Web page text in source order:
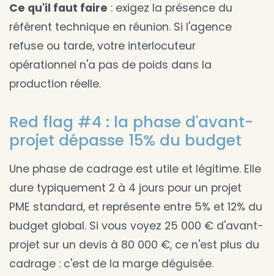
Ce qu'il faut faire : exigez la présence du
référent technique en réunion. Si l'agence
refuse ou tarde, votre interlocuteur
opérationnel n'a pas de poids dans la
production réelle.
Red flag #4 : la phase d'avant-
projet dépasse 15% du budget
Une phase de cadrage est utile et légitime. Elle
dure typiquement 2 à 4 jours pour un projet
PME standard, et représente entre 5% et 12% du
budget global. Si vous voyez 25 000 € d'avant-
projet sur un devis à 80 000 €, ce n'est plus du
cadrage : c'est de la marge déguisée.